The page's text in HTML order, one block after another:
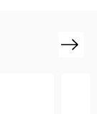
Next